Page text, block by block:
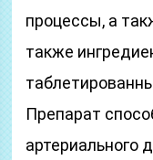
процессы, а
также
Препарат
артериального